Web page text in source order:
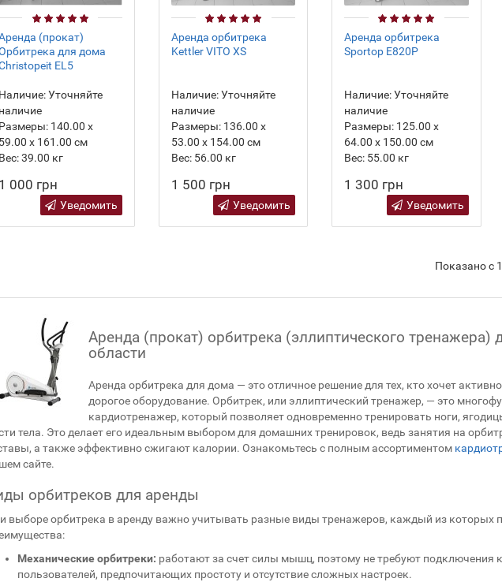
(прокат)
для дома
EL5
Наличие:Уточняйте
наличие
Размеры:140.00 х
59.00 х 161.00 см
Вес: 39.00 кг
1 000 грн
Уведомить
Аренда орбитрека
Kettler VITO XS
Наличие:Уточняйте
наличие
Размеры:136.00 х
53.00 х 154.00 см
Вес: 56.00 кг
1 500 грн
Уведомить
Аренда орбитрека
Sportop E820P
Наличие:Уточняйте
наличие
Размеры: 125.00 х
64.00 х 150.00 см
Вес: 55.00 кг
1 300 грн
Уведомить
Показано с
Аренда (прокат) орбитрека (эллиптического тренажера)
области
Аренда орбитрека для дома — это отличное решение для тех, кто хочет
дорогое оборудование. Орбитрек, или эллиптический тренажер, — это
кардиотренажер, который позволяет одновременно тренировать ноги,
тела. Это делает его идеальным выбором для домашних тренировок, ведь занятия на
а также эффективно сжигают калории. Ознакомьтесь с полным ассортиментом
сайте.
орбитреков для аренды
выборе орбитрека в аренду важно учитывать разные виды тренажеров, каждый из которых
Механические орбитреки: работают за счет силы мышц, поэтому не требуют подключения
пользователей, предпочитающих простоту и отсутствие сложных настроек.